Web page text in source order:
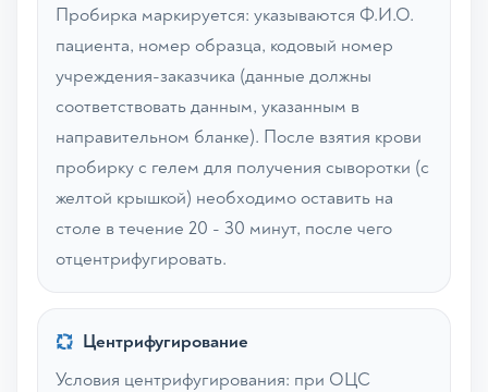
Пробирка маркируется: указываются Ф.И.О.
пациента, номер образца, кодовый номер
учреждения-заказчика (данные должны
соответствовать данным, указанным в
направительном бланке). После взятия крови
пробирку с гелем для получения сыворотки (с
желтой крышкой) необходимо оставить на
столе в течение 20 - 30 минут, после чего
отцентрифугировать.
Центрифугирование
Условия центрифугирования: при ОЦС